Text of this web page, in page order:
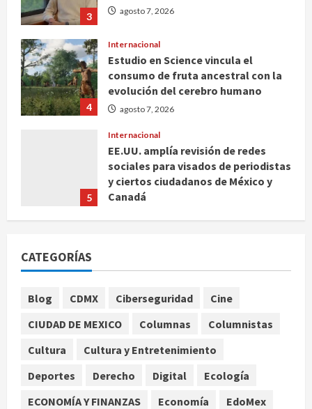
3 agosto 7, 2026
4
Internacional
Estudio en Science vincula el
consumo de fruta ancestral con la
evolución del cerebro humano
agosto 7, 2026
5
Internacional
EE.UU. amplía revisión de redes
sociales para visados de periodistas
y ciertos ciudadanos de México y
Canadá
Lotería Nacional emite billete por
centenario de la Asociación de
agosto 7, 2026
CATEGORÍAS
Blog CDMX Ciberseguridad
Cine
CIUDAD DE MEXICO
Columnas
Columnistas
Cultura
Cultura y Entretenimiento
Deportes
Derecho Digital
Ecología
ECONOMÍA Y FINANZAS
Economía
EdoMex